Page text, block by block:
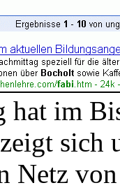
im
sich
Netz